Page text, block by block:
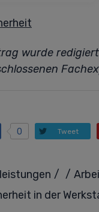
wurde
0 Tweet
/ /
in der